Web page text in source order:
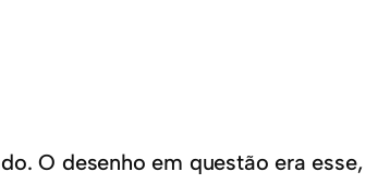
O desenho em questão era esse,